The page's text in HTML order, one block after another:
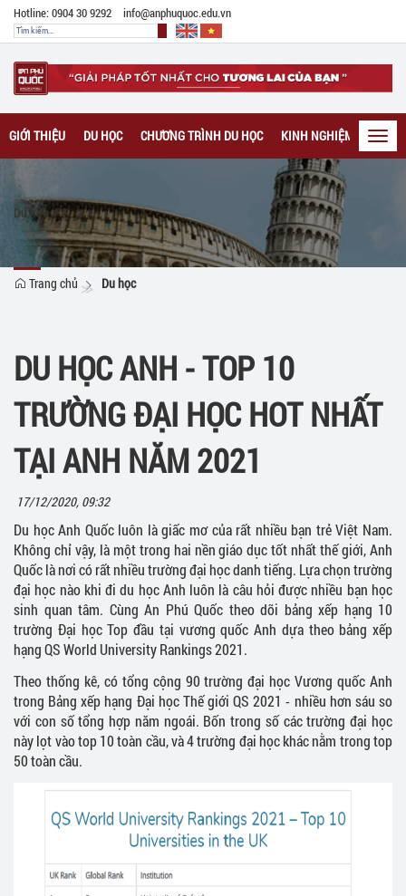
Hotline: 0904 30 9292 info@anphuquoc.edu.vn
GIỚI THIỆU DU HỌC CHƯƠNG TRÌNH DU HỌC KINH NGHIỆM DU HỌC
Du học
Trang chủ Du học
DU HỌC ANH - TOP 10
TRƯỜNG ĐẠI HỌC HOT NHẤT
TẠI ANH NĂM 2021
17/12/2020, 09:32
Du học Anh Quốc luôn là giấc mơ của rất nhiều bạn trẻ Việt Nam.
Không chỉ vậy, là một trong hai nền giáo dục tốt nhất thế giới, Anh
Quốc là nơi có rất nhiều trường đại học danh tiếng. Lựa chọn trường
đại học nào khi đi du học Anh luôn là câu hỏi được nhiều bạn học
sinh quan tâm. Cùng An Phú Quốc theo dõi bảng xếp hạng 10
trường Đại học Top đầu tại vương quốc Anh dựa theo bảng xếp
hạng QS World University Rankings 2021.
Theo thống kê, có tổng cộng 90 trường đại học Vương quốc Anh
trong Bảng xếp hạng Đại học Thế giới QS 2021 - nhiều hơn sáu so
với con số tổng hợp năm ngoái. Bốn trong số các trường đại học
này lọt vào top 10 toàn cầu, và 4 trường đại học khác nằm trong top
50 toàn cầu.